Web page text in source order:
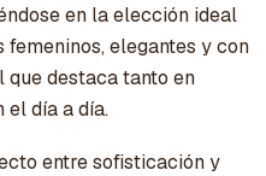
en la elección ideal
elegantes y con
destaca tanto en
el día a día.
entre sofisticación y